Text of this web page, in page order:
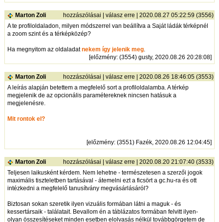
Marton Zoli hozzászólásai |válasz erre | 2020.08.27 05:22:59 (3556)
A te profiloldaladon, milyen módszerrel van beállítva a Saját ládák térképnél
a zoom szint és a térképközép?
Ha megnyitom az oldaladatnekem így jelenik meg.
[előzmény: (3554) gusty, 2020.08.26 20:28:08]
Marton Zoli hozzászólásai |válasz erre | 2020.08.26 18:46:05 (3553)
A leírás alapján betettem a megfelelő sort a profiloldalamba. A térkép
megjelenik de az opcionális paramétereknek nincsen hatásuk a
megjelenésre.
Mit rontok el?
[előzmény: (3551) Fazék, 2020.08.26 12:04:45]
Marton Zoli hozzászólásai |válasz erre | 2020.08.20 21:07:40 (3533)
Teljesen laikusként kérdem. Nem lehetne - természetesen a szerzői jogok
maximális tiszteletben tartásával - átemelni ezt a ficsört a gc.hu-ra és ott
intézkedni a megfelelő tanusítvány megvásárlásáról?
Biztosan sokan szeretik ilyen vizuális formában látni a maguk - és
kessertársaik - találatait. Bevallom én a táblázatos formában felvitt ilyen-
olyan összesítéseket minden esetben elolvasás nélkül továbbgörgetem de